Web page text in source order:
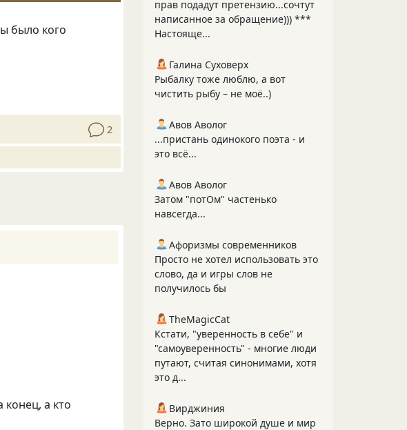
было кого
2
конец, а кто
прав подадут претензию...сочтут
написанное за обращение))) ***
Настояще...
Галина Суховерх
Рыбалку тоже люблю, а вот
чистить рыбу – не моё..)
Авов Аволог
...пристань одинокого поэта - и
это всё...
Авов Аволог
Затом "потОм" частенько
навсегда...
Афоризмы современников
Просто не хотел использовать это
слово, да и игры слов не
получилось бы
TheMagicCat
Кстати, "уверенность в себе" и
"самоуверенность" - многие люди
путают, считая синонимами, хотя
это д...
Вирджиния
Верно. Зато широкой душе и мир